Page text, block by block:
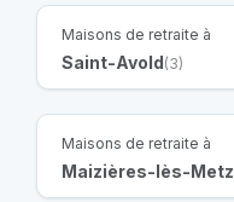
Maisons de retraite à
Saint-Avold(3)
Maisons de retraite à
Maizières-lès-Metz